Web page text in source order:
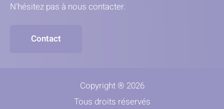
N'hésitez pas à nous contacter.
Contact
Copyright ® 2026
Tous droits réservés